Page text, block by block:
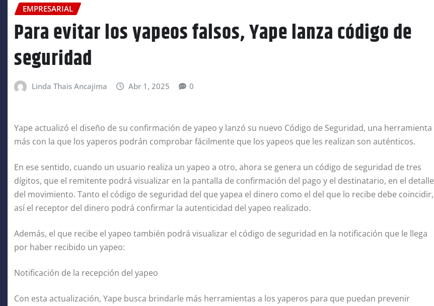
EMPRESARIAL
Para evitar los yapeos falsos, Yape lanza código de
seguridad
Linda Thais Ancajima Abr 1, 2025 0
Yape actualizó el diseño de su confirmación de yapeo y lanzó su nuevo Código de Seguridad, una herramienta
más con la que los yaperos podrán comprobar fácilmente que los yapeos que les realizan son auténticos.
En ese sentido, cuando un usuario realiza un yapeo a otro, ahora se genera un código de seguridad de tres
dígitos, que el remitente podrá visualizar en la pantalla de confirmación del pago y el destinatario, en el detalle
del movimiento. Tanto el código de seguridad del que yapea el dinero como el del que lo recibe debe coincidir,
así el receptor del dinero podrá confirmar la autenticidad del yapeo realizado.
Además, el que recibe el yapeo también podrá visualizar el código de seguridad en la notificación que le llega
por haber recibido un yapeo:
Notificación de la recepción del yapeo
Con esta actualización, Yape busca brindarle más herramientas a los yaperos para que puedan prevenir